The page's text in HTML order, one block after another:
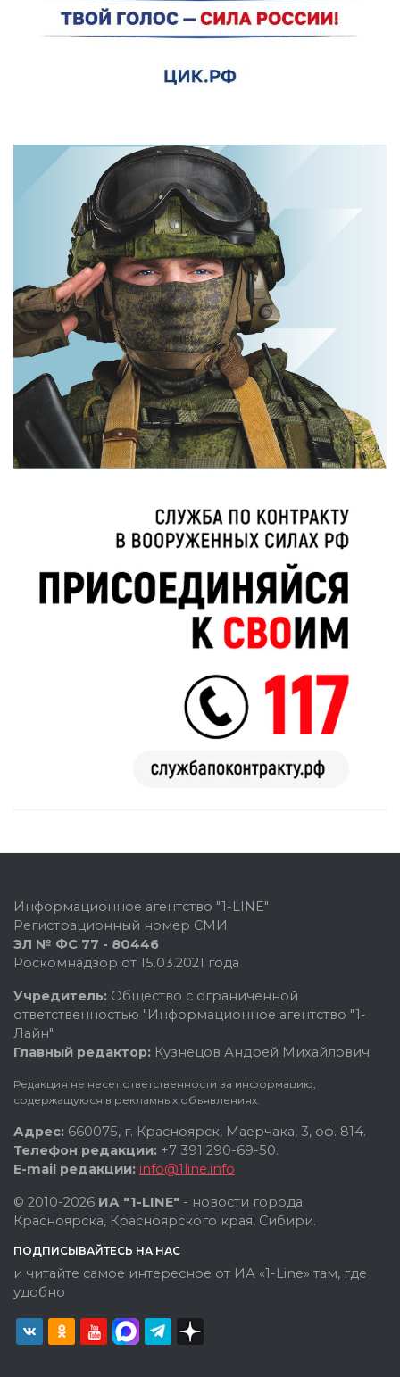
Информационное агентство "1-LINE"
Регистрационный номер СМИ
ЭЛ № ФС 77 - 80446
Роскомнадзор от 15.03.2021 года
Учредитель: Общество с ограниченной
ответственностью "Информационное агентство "1-
Лайн"
Главный редактор: Кузнецов Андрей Михайлович
Редакция не несет ответственности за информацию,
содержащуюся в рекламных объявлениях.
Адрес: 660075, г. Красноярск, Маерчака, 3, оф. 814.
Телефон редакции: +7 391 290-69-50.
E-mail редакции: info@1line.info
© 2010-2026 ИА "1-LINE" - новости города
Красноярска, Красноярского края, Сибири.
ПОДПИСЫВАЙТЕСЬ НА НАС
и читайте самое интересное от ИА «1-Line» там, где
удобно